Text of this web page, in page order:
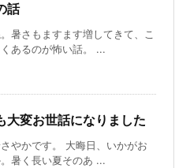
話
暑さもますます増してきて、こ
あるのが怖い話。 ...
変お世話になりました
やかです。 大晦日、いかがお
暑く長い夏そのあ ...